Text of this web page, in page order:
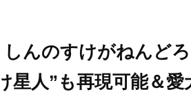
しんのすけがねんど
星人”も再現可能＆